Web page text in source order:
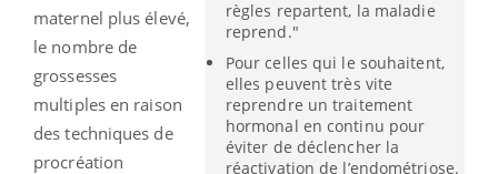
règles repartent, la maladie
reprend."
Pour celles qui le souhaitent,
elles peuvent très vite
reprendre un traitement
hormonal en continu pour
éviter de déclencher la
réactivation de l’endométriose.
maternel plus élevé,
le nombre de
grossesses
multiples en raison
des techniques de
procréation